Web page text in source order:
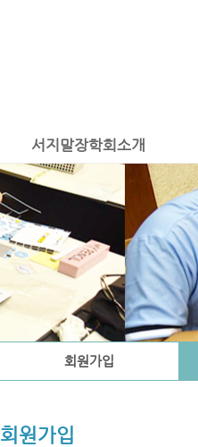
서지말장학회소개
회원가입
회원가입